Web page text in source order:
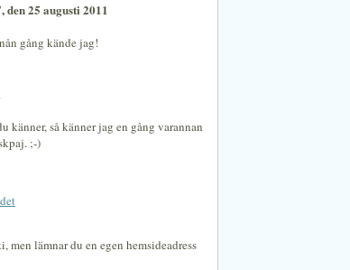
den 25 augusti 2011
gång kände jag!
känner, så känner jag en gång varannan
;-)
men lämnar du en egen hemsideadress